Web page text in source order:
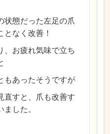
状態だった左足の爪
となく改善！
、お疲れ気味で立ち
もあったそうですが
直すと、爪も改善す
した。